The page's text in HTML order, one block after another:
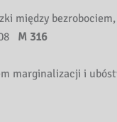
między
M 316
i